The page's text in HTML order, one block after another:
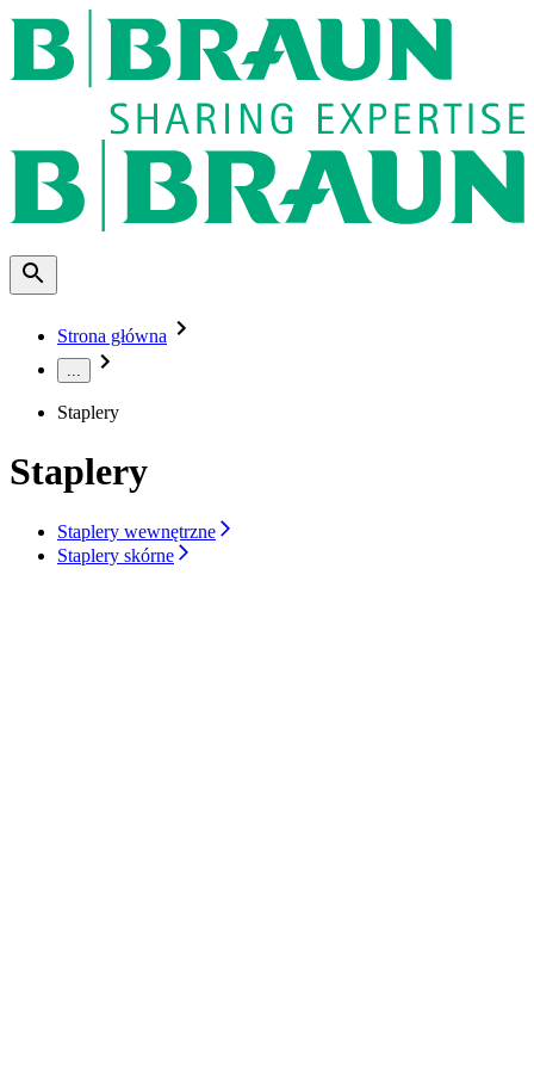
Strona główna
...
Staplery
Staplery
Staplery wewnętrzne
Staplery skórne